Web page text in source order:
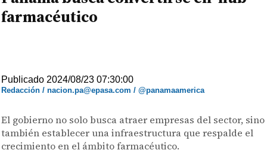
farmacéutico
Publicado 2024/08/23 07:30:00
Redacción / nacion.pa@epasa.com / @panamaamerica
El gobierno no solo busca atraer empresas del sector, sino
también establecer una infraestructura que respalde el
crecimiento en el ámbito farmacéutico.